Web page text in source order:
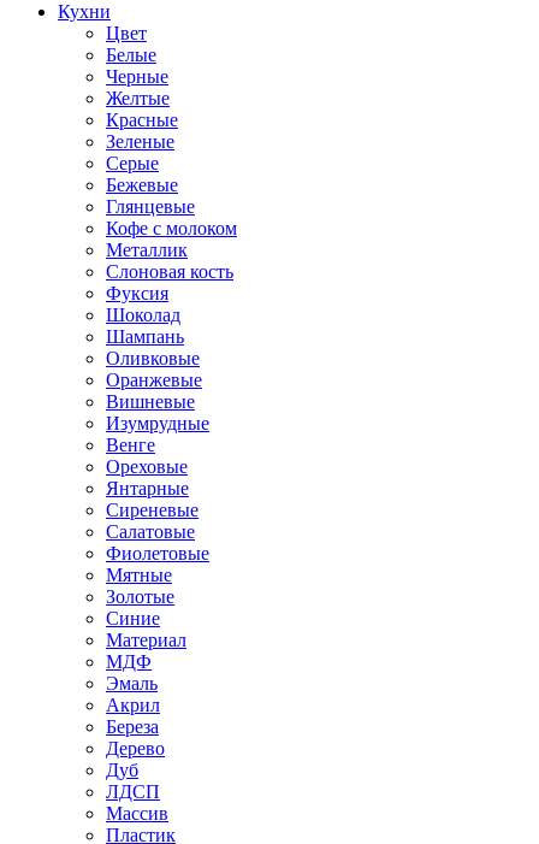
Кухни
Цвет
Белые
Черные
Желтые
Красные
Зеленые
Серые
Бежевые
Глянцевые
Кофе с молоком
Металлик
Слоновая кость
Фуксия
Шоколад
Шампань
Оливковые
Оранжевые
Вишневые
Изумрудные
Венге
Ореховые
Янтарные
Сиреневые
Салатовые
Фиолетовые
Мятные
Золотые
Синие
Материал
МДФ
Эмаль
Акрил
Береза
Дерево
Дуб
ЛДСП
Массив
Пластик